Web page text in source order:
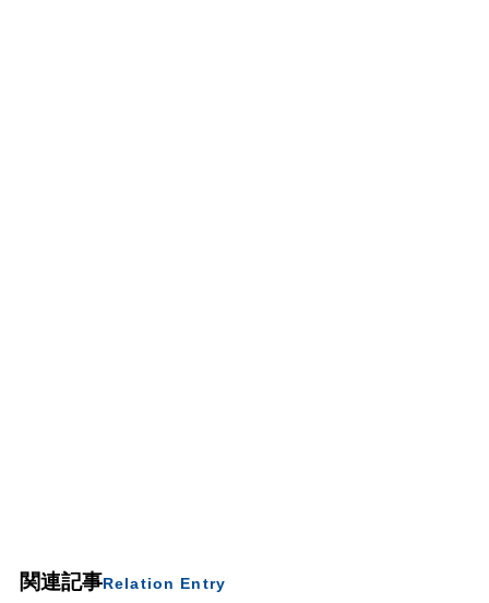
関連記事Relation Entry